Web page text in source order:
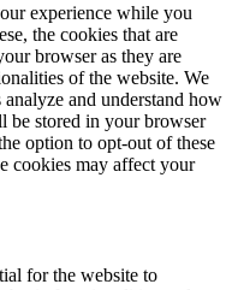
experience while you
the cookies that are
browser as they are
of the website. We
and understand how
be stored in your browser
option to opt-out of these
cookies may affect your
for the website to